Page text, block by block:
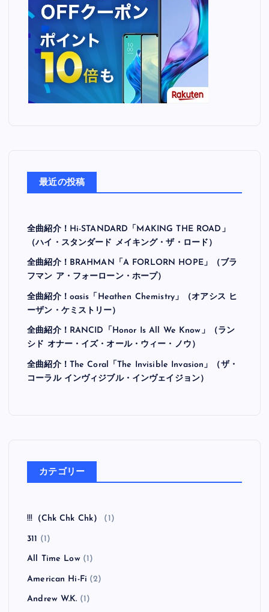
最近の投稿
全曲紹介！Hi-STANDARD「MAKING THE ROAD」
（ハイ・スタンダード メイキング・ザ・ロード）
全曲紹介！BRAHMAN「A FORLORN HOPE」（ブラ
フマン ア・フォーローン・ホープ）
全曲紹介！oasis「Heathen Chemistry」（オアシス ヒ
ーザン・ケミストリー）
全曲紹介！RANCID「Honor Is All We Know」（ラン
シド オナー・イズ・オール・ウィー・ノウ）
全曲紹介！The Coral「The Invisible Invasion」（ザ・
コーラル インヴィジブル・インヴェイジョン）
カテゴリー
!!!（Chk Chk Chk） (1)
311 (1)
All Time Low(1)
American Hi-Fi (2)
Andrew W.K. (1)